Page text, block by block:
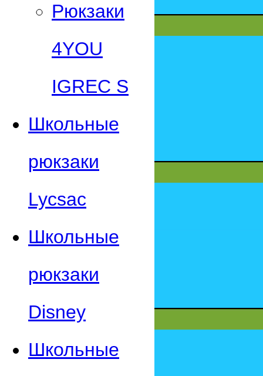
Рюкзаки
4YOU
IGREC S
Школьные
рюкзаки
Lycsac
Школьные
рюкзаки
Disney
Школьные